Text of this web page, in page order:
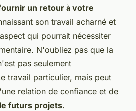
un retour à votre
son travail acharné et
qui pourrait nécessiter
N'oubliez pas que la
pas seulement
travail particulier, mais peut
relation de confiance et de
futurs projets.